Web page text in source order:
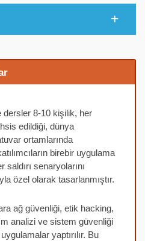
8-10 kişilik, her
edildiği, dünya
ortamlarında
birebir uygulama
senaryolarını
özel olarak tasarlanmıştır.
ağ güvenliği, etik hacking,
analizi ve sistem güvenliği
yaptırılır. Bu